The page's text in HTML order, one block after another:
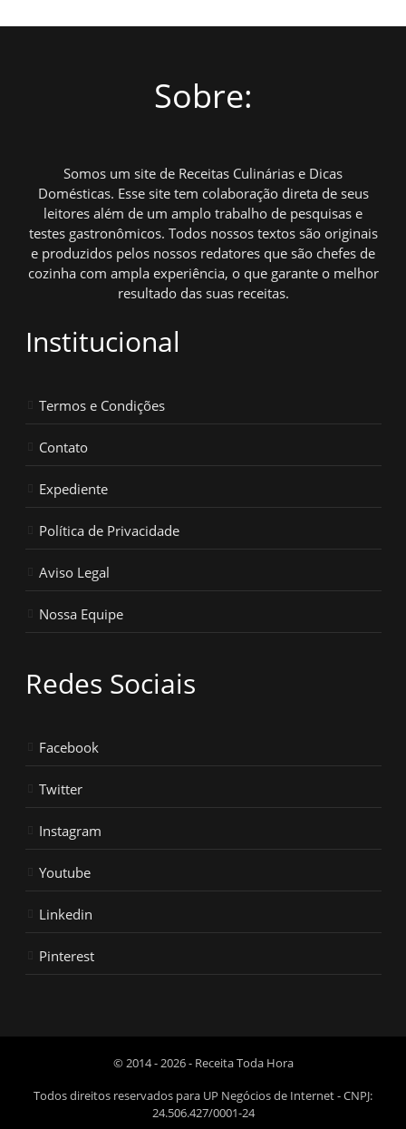
Sobre:
Somos um site de Receitas Culinárias e Dicas
Domésticas. Esse site tem colaboração direta de seus
leitores além de um amplo trabalho de pesquisas e
testes gastronômicos. Todos nossos textos são originais
e produzidos pelos nossos redatores que são chefes de
cozinha com ampla experiência, o que garante o melhor
resultado das suas receitas.
Institucional
Termos e Condições
Contato
Expediente
Política de Privacidade
Aviso Legal
Nossa Equipe
Redes Sociais
Facebook
Twitter
Instagram
Youtube
Linkedin
Pinterest
© 2014 - 2026 - Receita Toda Hora
Todos direitos reservados para UP Negócios de Internet - CNPJ:
24.506.427/0001-24